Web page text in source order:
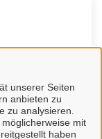
unserer Seiten
anbieten zu
zu analysieren.
mit
haben